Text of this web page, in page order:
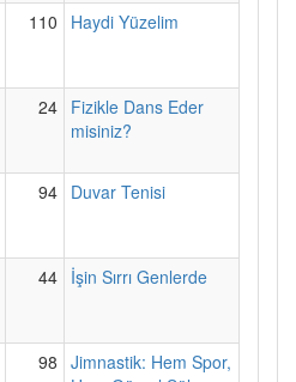
110 Haydi Yüzelim
24 Fizikle Dans Eder
misiniz?
94 Duvar Tenisi
44 İşin Sırrı Genlerde
98 Jimnastik: Hem Spor,